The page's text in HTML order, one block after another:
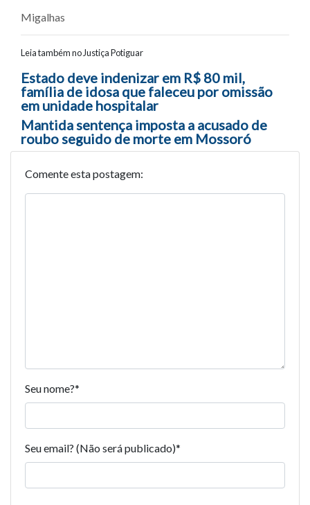
Migalhas
Leia também no Justiça Potiguar
Navegação entre posts
Estado deve indenizar em R$ 80 mil,
família de idosa que faleceu por omissão
em unidade hospitalar
Mantida sentença imposta a acusado de
roubo seguido de morte em Mossoró
Comente esta postagem:
Seu nome?*
Seu email? (Não será publicado)*